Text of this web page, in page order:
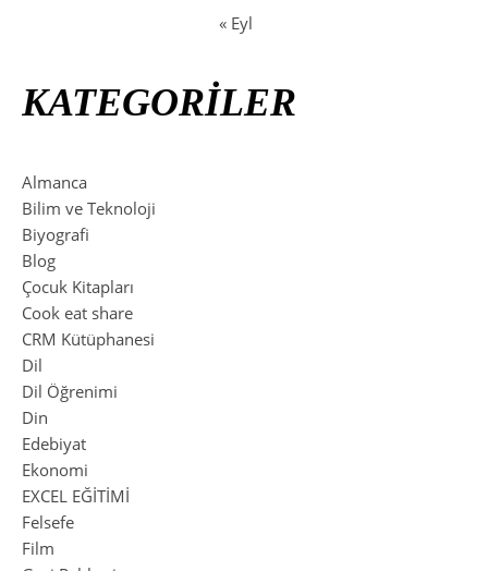
« Eyl
KATEGORİLER
Almanca
Bilim ve Teknoloji
Biyografi
Blog
Çocuk Kitapları
Cook eat share
CRM Kütüphanesi
Dil
Dil Öğrenimi
Din
Edebiyat
Ekonomi
EXCEL EĞİTİMİ
Felsefe
Film